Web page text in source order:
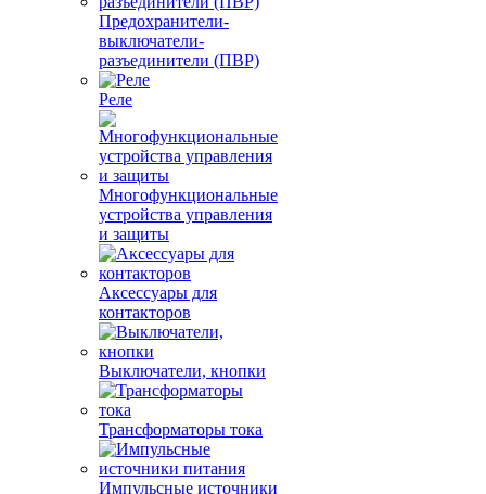
Предохранители-
выключатели-
разъединители (ПВР)
Реле
Многофункциональные
устройства управления
и защиты
Аксессуары для
контакторов
Выключатели, кнопки
Трансформаторы тока
Импульсные источники